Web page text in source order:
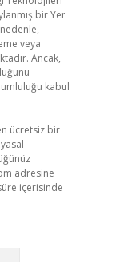
bir Yer
veya
Ancak,
kabul
ücretsiz bir
adresine
içerisinde